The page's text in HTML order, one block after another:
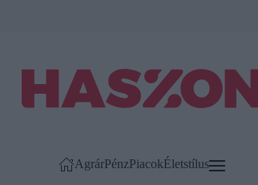
AgrárPénzPiacokÉletstílus